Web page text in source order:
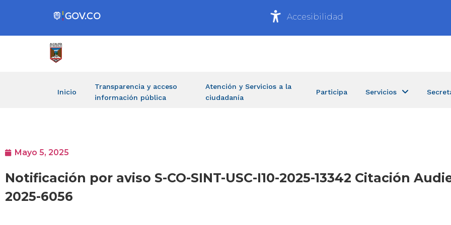
Accesibilidad
Inicio
Transparencia y acceso
información pública
Atención y Servicios a la
ciudadanía
Participa Servicios
Mayo 5, 2025
Notificación por aviso S-CO-SINT-USC-I10-2025-13342 Citación
2025-6056